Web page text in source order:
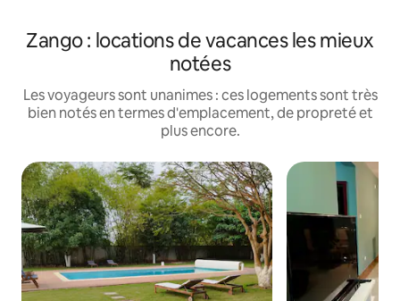
Zango : locations de vacances les mieux
notées
Les voyageurs sont unanimes : ces logements sont très
bien notés en termes d'emplacement, de propreté et
plus encore.